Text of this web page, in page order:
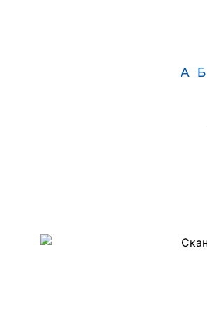
А Б
Скан